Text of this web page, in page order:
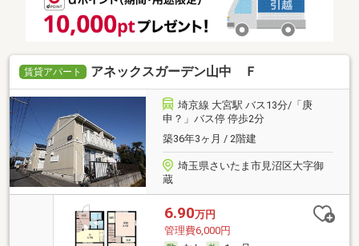
賃貸アパート アネックスガーデン山中 Ｆ
埼京線 大宮駅 バス13分/「庚
申？」バス停 停歩2分
築36年3ヶ月 / 2階建
埼玉県さいたま市見沼区大字御
蔵
6.90万円
管理費6,000円